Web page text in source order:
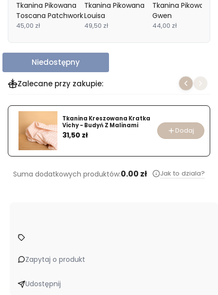
Tkanina Pikowana
Toscana Patchwork
45,00 zł
Tkanina Pikowana
Louisa
49,50 zł
Tkanina Pikowana
Gwen
44,00 zł
Niedostępny
Zalecane przy zakupie:
Tkanina Kreszowana Kratka
Vichy - Budyń Z Malinami
Cena
31,50 zł Dodaj
Suma dodatkowych produktów:0.00 zł Jak to dziala?
Zapytaj o produkt
Udostępnij